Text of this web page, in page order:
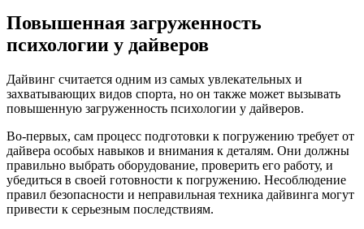
Повышенная загруженность
психологии у дайверов
Дайвинг считается одним из самых увлекательных и
захватывающих видов спорта, но он также может вызывать
повышенную загруженность психологии у дайверов.
Во-первых, сам процесс подготовки к погружению требует от
дайвера особых навыков и внимания к деталям. Они должны
правильно выбрать оборудование, проверить его работу, и
убедиться в своей готовности к погружению. Несоблюдение
правил безопасности и неправильная техника дайвинга могут
привести к серьезным последствиям.